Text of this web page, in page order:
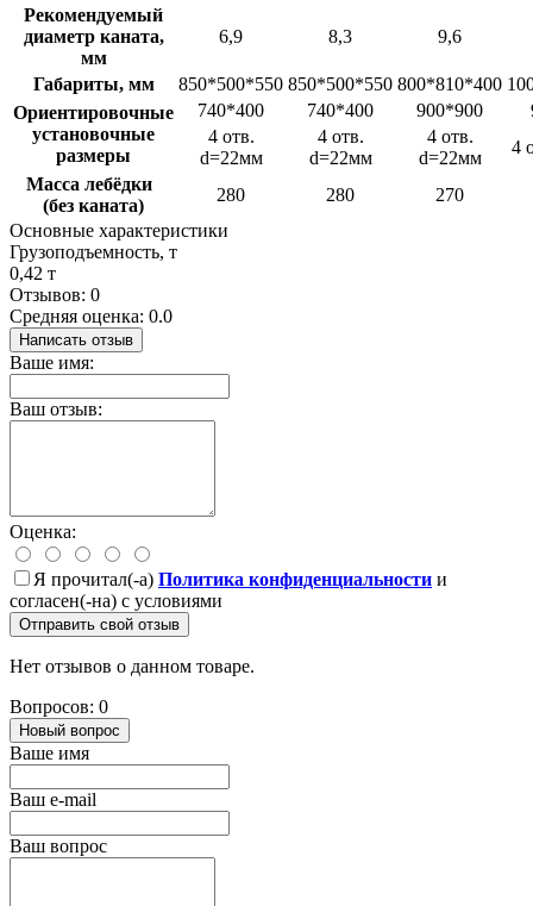
Рекомендуемый
диаметр каната,
мм
6,9 8,3 9,6
Габариты, мм 850*500*550 850*500*550 800*810*400
Ориентировочные
установочные
размеры
740*400 740*400 900*900
4 отв.
d=22мм
4 отв.
d=22мм
4 отв.
d=22мм
4
Масса лебёдки
(без каната)
280 280
270
Основные характеристики
Грузоподъемность, т
0,42 т
Отзывов: 0
Средняя оценка: 0.0
Написать отзыв
Ваше имя:
Ваш отзыв:
Оценка:
Я прочитал(-а) Политика конфиденциальности и
согласен(-на) с условиями
Отправить свой отзыв
Нет отзывов о данном товаре.
Вопросов: 0
Новый вопрос
Ваше имя
Ваш e-mail
Ваш вопрос